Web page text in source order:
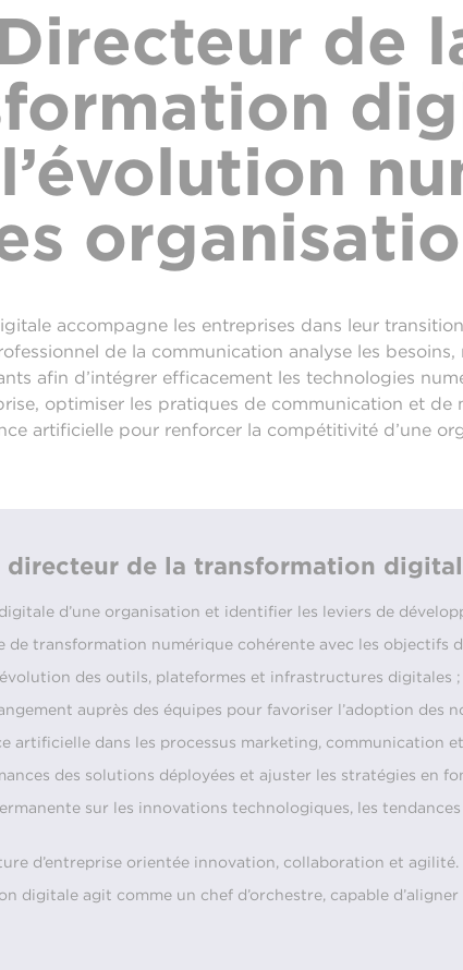
Directeur de
accompagne les entreprises dans leur
de la communication analyse les besoins,
afin d’intégrer efficacement les technologies
optimiser les pratiques de communication et
artificielle pour renforcer la compétitivité d’une
directeur de la transformation
d’une organisation et identifier les leviers de
de transformation numérique cohérente avec les objectifs
des outils, plateformes et infrastructures digitales ;
auprès des équipes pour favoriser l’adoption des
artificielle dans les processus marketing, communication
des solutions déployées et ajuster les stratégies en
sur les innovations technologiques, les
d’entreprise orientée innovation, collaboration et agilité.
digitale agit comme un chef d’orchestre, capable